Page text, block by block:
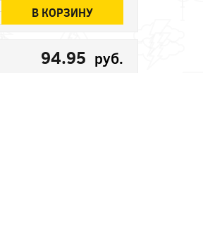
В КОРЗИНУ
94.95 руб.